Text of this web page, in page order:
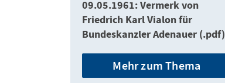
09.05.1961: Vermerk von
Friedrich Karl Vialon für
Bundeskanzler Adenauer (.pdf)
Mehr zum Thema